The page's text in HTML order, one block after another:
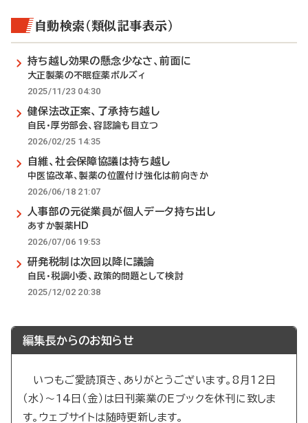
自動検索（類似記事表示）
持ち越し効果の懸念少なさ、前面に
大正製薬の不眠症薬ボルズィ
2025/11/23 04:30
健保法改正案、了承持ち越し
自民・厚労部会、容認論も目立つ
2026/02/25 14:35
自維、社会保障協議は持ち越し
中医協改革、製薬の位置付け強化は前向きか
2026/06/18 21:07
人事部の元従業員が個人データ持ち出し
あすか製薬HD
2026/07/06 19:53
研発税制は次回以降に議論
自民・税調小委、政策的問題として検討
2025/12/02 20:38
編集長からのお知らせ
いつもご愛読頂き、ありがとうございます。8月12日
（水）～14日（金）は日刊薬業のEブックを休刊に致しま
す。ウェブサイトは随時更新します。